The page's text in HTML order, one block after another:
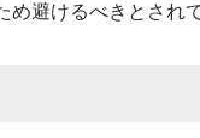
避けるべきとされ